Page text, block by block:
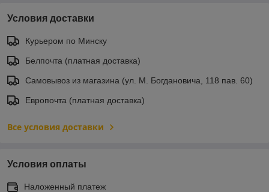
Условия доставки
Курьером по Минску
Белпочта (платная доставка)
Самовывоз из магазина (ул. М. Богдановича, 118 пав. 60)
Европочта (платная доставка)
Все условия доставки
Условия оплаты
Наложенный платеж